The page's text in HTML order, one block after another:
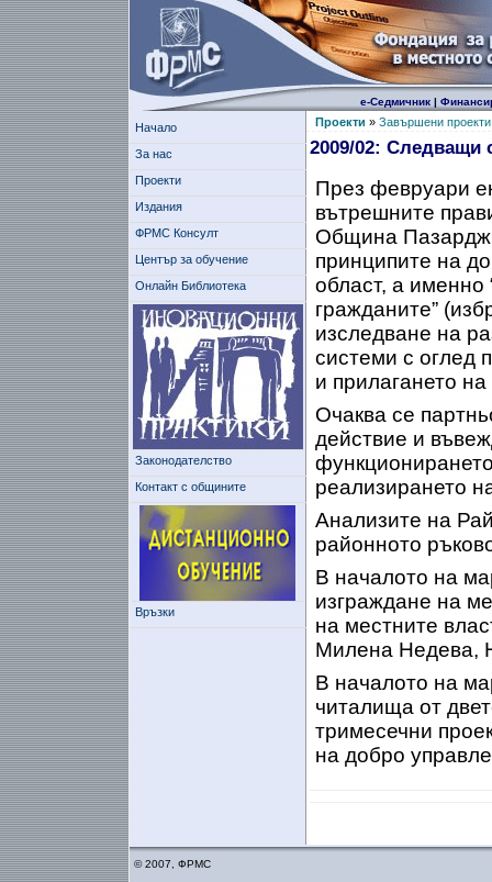
е-Седмичник|
Начало
За нас
Проекти
Издания
ФРМС Консулт
Център за обучение
Онлайн Библиотека
Законодателство
Контакт с общините
Връзки
Проекти » Завършени проекти
2009/02: Следващи
През февруари
вътрешните
Община
принципите на
област, а именно
гражданите”
изследване на
системи с оглед
и прилагането
Очаква се
действие и
реализирането
Анализите на
районното
В началото на
изграждане на
на местните
Милена Недева,
В началото на
читалища от
тримесечни
на добро
© 2007, ФРМС